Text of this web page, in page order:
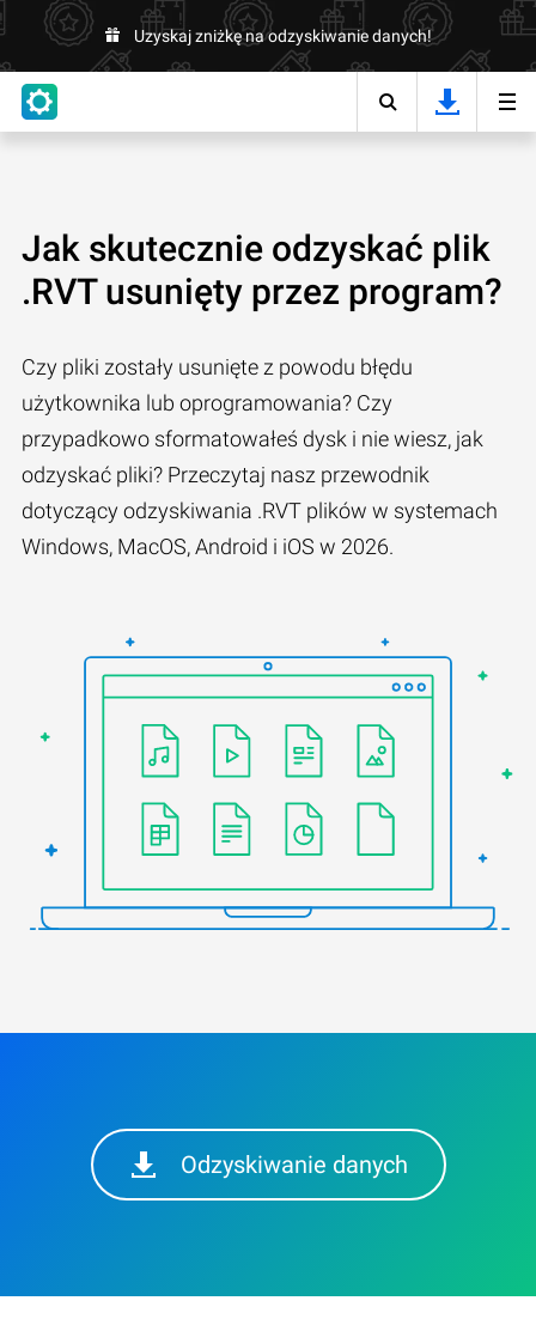
Uzyskaj zniżkę na odzyskiwanie danych!
Jak skutecznie odzyskać plik
.RVT usunięty przez program?
Czy pliki zostały usunięte z powodu błędu
użytkownika lub oprogramowania? Czy
przypadkowo sformatowałeś dysk i nie wiesz, jak
odzyskać pliki? Przeczytaj nasz przewodnik
dotyczący odzyskiwania .RVT plików w systemach
Windows, MacOS, Android i iOS w 2026.
Odzyskiwanie danych